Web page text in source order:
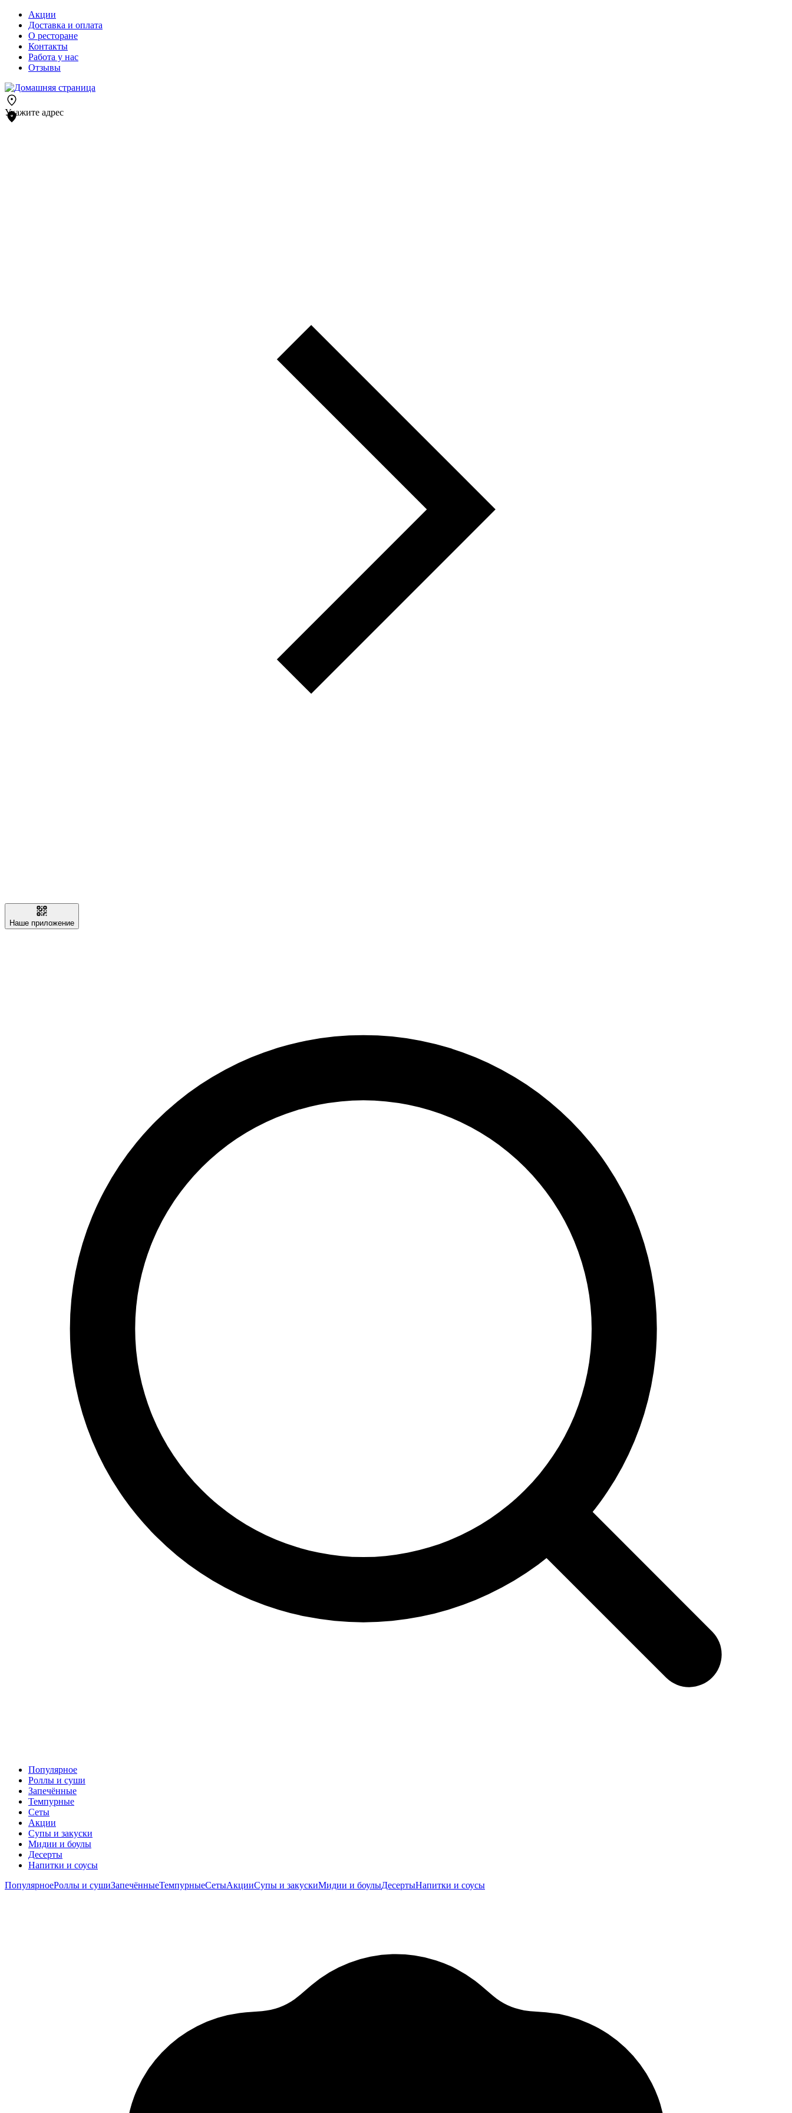
Акции
Доставка и оплата
О ресторане
Контакты
Работа у нас
Отзывы
Укажите адрес
Наше приложение
Популярное
Роллы и суши
Запечённые
Темпурные
Сеты
Акции
Супы и закуски
Мидии и боулы
Десерты
Напитки и соусы
ПопулярноеРоллы и сушиЗапечённыеТемпурныеСетыАкцииСупы и закускиМидии и боулыДесертыНапитки и соусы